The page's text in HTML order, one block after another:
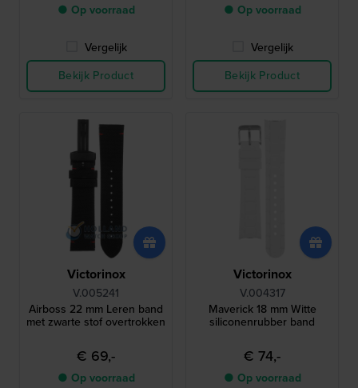
● Op voorraad
Vergelijk
Bekijk Product
● Op voorraad
Vergelijk
Bekijk Product
Victorinox
V.005241
Airboss 22 mm Leren band
met zwarte stof overtrokken
€ 69,-
● Op voorraad
Victorinox
V.004317
Maverick 18 mm Witte
siliconenrubber band
€ 74,-
● Op voorraad